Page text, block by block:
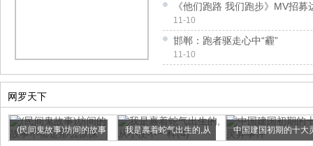
《他们跑路 我们跑步》MV招募
11-10
邯郸：跑者驱走心中“霾”
11-10
网罗天下
(民间鬼故事)坊间的故事 我是裹着蛇气出生的,从 中国建国初期的十大